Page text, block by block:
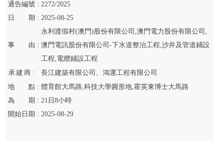
通告編號 :2272/2025
日
期 :2025-08-25
事 由 :
永利渡假村(澳門)股份有限公司,澳門電力股份有限公司,
澳門電訊股份有限公司-下水道整治工程,沙井及管道鋪設
工程,電纜鋪設工程
承建 商 :
長江建築有限公司、鴻運工程有限公司
地
點 :體育館大馬路,科技大學圓形地,霍英東博士大馬路
為
期 :21 日8小時
開始 日期 :2025-08-29